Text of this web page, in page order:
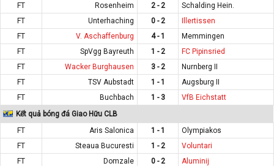
FT
Rosenheim 2 - 2
Schalding Hein.
FT
Unterhaching 0 - 2
Illertissen
FT
V. Aschaffenburg 4 - 1
Memmingen
FT
SpVgg Bayreuth 1 - 2
FC Pipinsried
FT
Wacker Burghausen 3 - 2
Nurnberg II
FT
TSV Aubstadt 1 - 1
Augsburg II
FT
Buchbach 1 - 3
VfB Eichstatt
Kết quả bóng đá Giao Hữu CLB
FT
Aris Salonica 1 - 1
Olympiakos
FT
Steaua Bucuresti 1 - 2
Voluntari
FT
Domzale 0 - 2
Aluminij